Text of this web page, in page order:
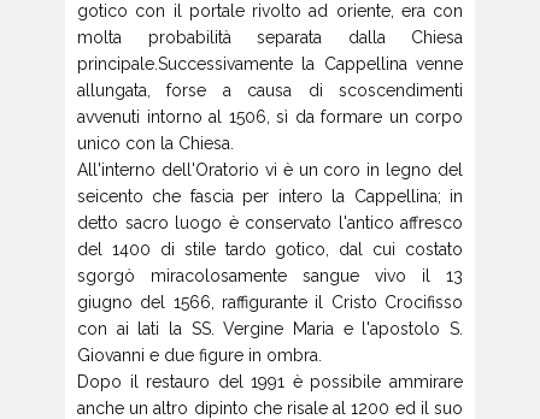
gotico con il portale rivolto ad oriente, era con
molta probabilità separata dalla Chiesa
principale.Successivamente la Cappellina venne
allungata, forse a causa di scoscendimenti
avvenuti intorno al 1506, sì da formare un corpo
unico con la Chiesa.
All'interno dell'Oratorio vi è un coro in legno del
seicento che fascia per intero la Cappellina; in
detto sacro luogo è conservato l'antico affresco
del 1400 di stile tardo gotico, dal cui costato
sgorgò miracolosamente sangue vivo il 13
giugno del 1566, raffigurante il Cristo Crocifisso
con ai lati la SS. Vergine Maria e l'apostolo S.
Giovanni e due figure in ombra.
Dopo il restauro del 1991 è possibile ammirare
anche un altro dipinto che risale al 1200 ed il suo